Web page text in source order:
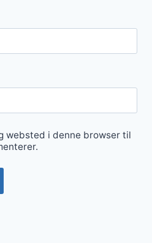
websted i denne browser til